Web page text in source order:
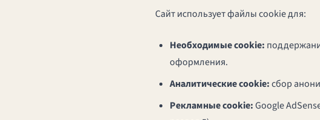
Сайт использует файлы cookie для:
Необходимые cookie:
оформления.
Аналитические cookie:сбор
Рекламные cookie:Google